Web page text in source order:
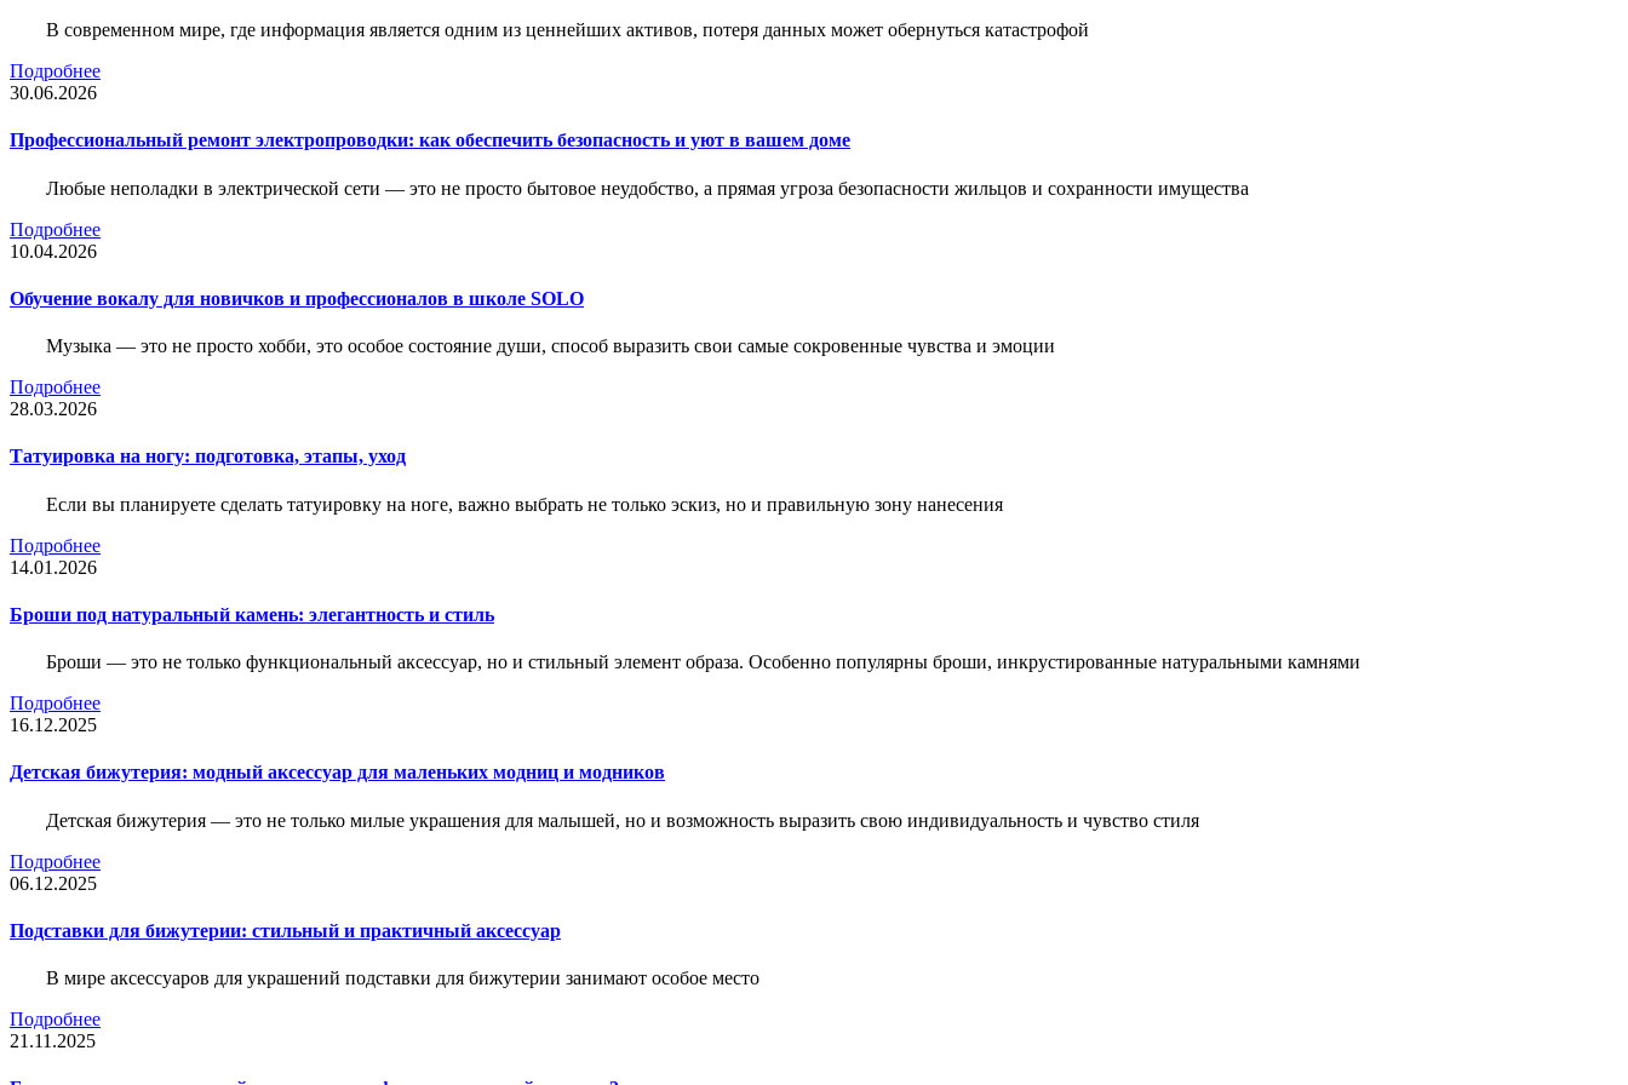
В современном мире, где информация является одним из ценнейших активов, потеря данных может обернуться катастрофой
Подробнее
30.06.2026
Профессиональный ремонт электропроводки: как обеспечить безопасность и уют в вашем доме
Любые неполадки в электрической сети — это не просто бытовое неудобство, а прямая угроза безопасности жильцов и сохранности имущества
Подробнее
10.04.2026
Обучение вокалу для новичков и профессионалов в школе SOLO
Музыка — это не просто хобби, это особое состояние души, способ выразить свои самые сокровенные чувства и эмоции
Подробнее
28.03.2026
Татуировка на ногу: подготовка, этапы, уход
Если вы планируете сделать татуировку на ноге, важно выбрать не только эскиз, но и правильную зону нанесения
Подробнее
14.01.2026
Броши под натуральный камень: элегантность и стиль
Броши — это не только функциональный аксессуар, но и стильный элемент образа. Особенно популярны броши, инкрустированные натуральными камнями
Подробнее
16.12.2025
Детская бижутерия: модный аксессуар для маленьких модниц и модников
Детская бижутерия — это не только милые украшения для малышей, но и возможность выразить свою индивидуальность и чувство стиля
Подробнее
06.12.2025
Подставки для бижутерии: стильный и практичный аксессуар
В мире аксессуаров для украшений подставки для бижутерии занимают особое место
Подробнее
21.11.2025